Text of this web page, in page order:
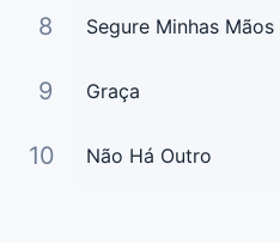
8 Segure Minhas Mãos
9 Graça
10 Não Há Outro